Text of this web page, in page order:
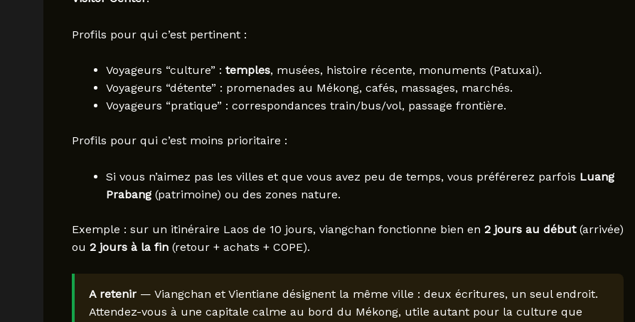
Profils pour qui c’est pertinent :
Voyageurs “culture” : temples, musées, histoire récente, monuments (Patuxai).
Voyageurs “détente” : promenades au Mékong, cafés, massages, marchés.
Voyageurs “pratique” : correspondances train/bus/vol, passage frontière.
Profils pour qui c’est moins prioritaire :
Si vous n’aimez pas les villes et que vous avez peu de temps, vous préférerez parfois Luang
Prabang(patrimoine) ou des zones nature.
Exemple : sur un itinéraire Laos de 10 jours, viangchan fonctionne bien en 2 jours au début(arrivée)
ou 2 jours à la fin(retour + achats + COPE).
A retenir— Viangchan et Vientiane désignent la même ville : deux écritures, un seul endroit.
Attendez-vous à une capitale calme au bord du Mékong, utile autant pour la culture que